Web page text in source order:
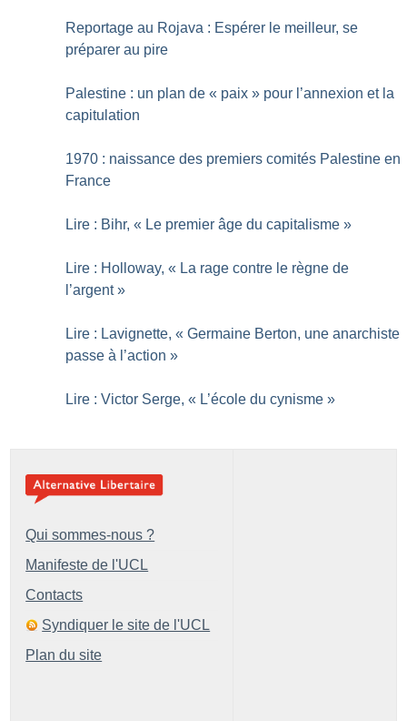
Reportage au Rojava : Espérer le meilleur, se
préparer au pire
Palestine : un plan de « paix » pour l’annexion et la
capitulation
1970 : naissance des premiers comités Palestine en
France
Lire : Bihr, « Le premier âge du capitalisme »
Lire : Holloway, « La rage contre le règne de
l’argent »
Lire : Lavignette, « Germaine Berton, une anarchiste
passe à l’action »
Lire : Victor Serge, « L’école du cynisme »
Qui sommes-nous ?
Manifeste de l'UCL
Contacts
Syndiquer le site de l'UCL
Plan du site